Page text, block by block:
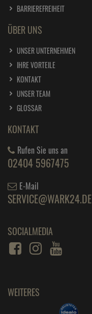
BARRIEREFREIHEIT
ÜBER UNS
UNSER UNTERNEHMEN
IHRE VORTEILE
KONTAKT
UNSER TEAM
GLOSSAR
KONTAKT
Rufen Sie uns an
02404 5967475
E-Mail
SERVICE@WARK24.DE
SOCIALMEDIA
WEITERES